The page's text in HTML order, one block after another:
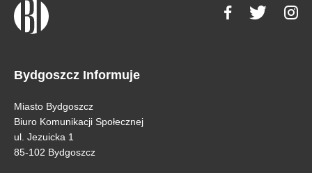
Bydgoszcz Informuje
Miasto Bydgoszcz
Biuro Komunikacji Społecznej
ul. Jezuicka 1
85-102 Bydgoszcz